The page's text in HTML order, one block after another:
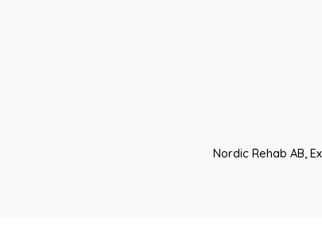
Nordic Rehab AB,